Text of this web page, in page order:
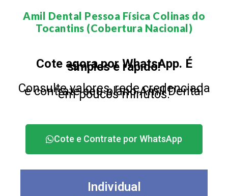
Amil Dental Pessoa Física Colinas do
Tocantins (Cobertura Nacional)​
Cote agora por WhatsApp. É
simples e rápido!
Consulte valores, rede credenciada
e contrate seu plano Amil Dental
em poucos minutos.
Cote e Contrate por WhatsApp
Individual